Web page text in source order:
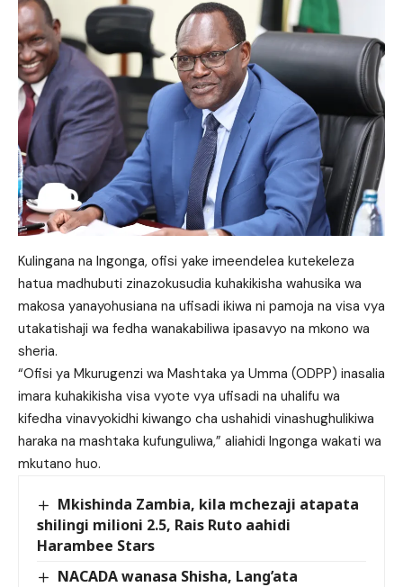
Kulingana na Ingonga, ofisi yake imeendelea kutekeleza
hatua madhubuti zinazokusudia kuhakikisha wahusika wa
makosa yanayohusiana na ufisadi ikiwa ni pamoja na visa vya
utakatishaji wa fedha wanakabiliwa ipasavyo na mkono wa
sheria.
“Ofisi ya Mkurugenzi wa Mashtaka ya Umma (ODPP) inasalia
imara kuhakikisha visa vyote vya ufisadi na uhalifu wa
kifedha vinavyokidhi kiwango cha ushahidi vinashughulikiwa
haraka na mashtaka kufunguliwa,” aliahidi Ingonga wakati wa
mkutano huo.
Mkishinda Zambia, kila mchezaji atapata
shilingi milioni 2.5, Rais Ruto aahidi
Harambee Stars
NACADA wanasa Shisha, Lang’ata